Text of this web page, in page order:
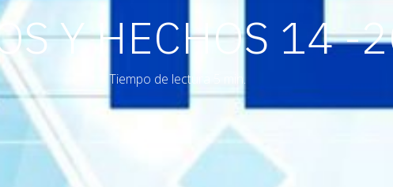
Y HECHOS 14 -
Tiempo de lectura 5 min.